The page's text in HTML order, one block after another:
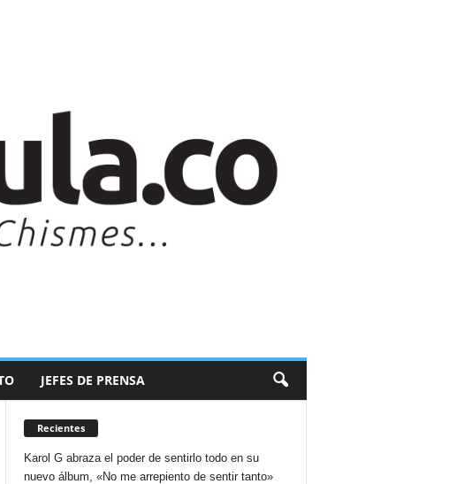
JEFES DE PRENSA
Recientes
Karol G abraza el poder de sentirlo todo en su
nuevo álbum, «No me arrepiento de sentir tanto»